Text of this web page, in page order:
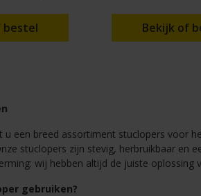
bestel Bekijk of
u een breed assortiment stuclopers voor
stuclopers zijn stevig, herbruikbaar en
wij hebben altijd de juiste oplossing
gebruiken?